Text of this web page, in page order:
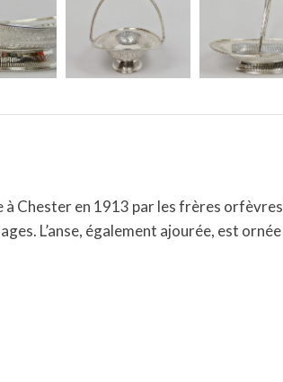
à Chester en 1913 par les frères
L’anse, également ajourée, est